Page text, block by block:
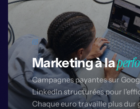
03
Marketing à la
Campagnes payantes sur
LinkedIn structurées pour
Chaque euro travaille plus dur